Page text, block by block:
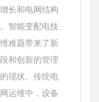
长和电网结构
智能变配电技
难题带来了新
和创新的管理
现状。传统电
运维中，设备